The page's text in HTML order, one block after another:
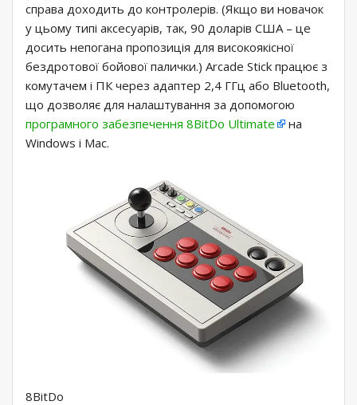
справа доходить до контролерів. (Якщо ви новачок
у цьому типі аксесуарів, так, 90 доларів США – це
досить непогана пропозиція для високоякісної
бездротової бойової палички.) Arcade Stick працює з
комутачем і ПК через адаптер 2,4 ГГц або Bluetooth,
що дозволяє для налаштування за допомогою
програмного забезпечення 8BitDo Ultimate
на
Windows і Mac.
8BitDo